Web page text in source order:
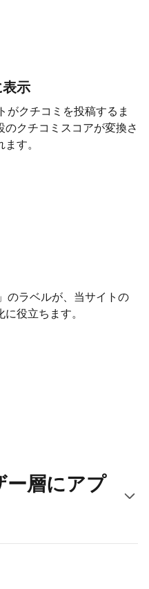
示
クチコミを投稿するま
クチコミスコアが変換さ
す。
のラベルが、当サイトの
役立ちます。
ー層にアプ
ローチする